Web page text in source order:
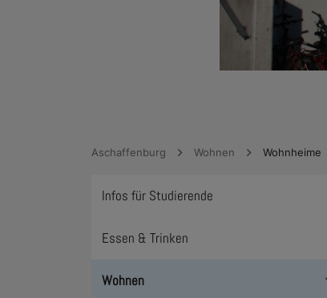
Aschaffenburg Wohnen Wohnheime
Infos für Studierende
Essen & Trinken
Wohnen